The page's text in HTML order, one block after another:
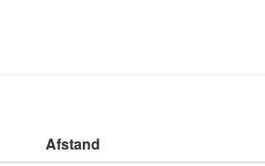
Afstand